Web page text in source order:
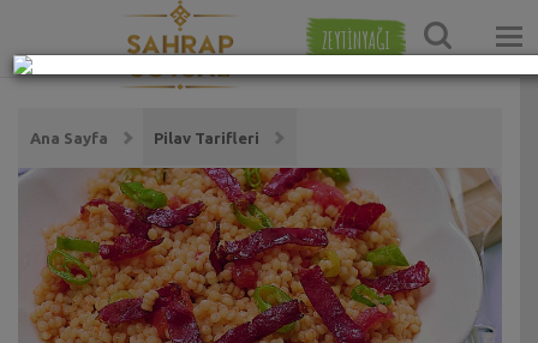
ZEYTİNYAĞI
Ana Sayfa Pilav Tarifleri